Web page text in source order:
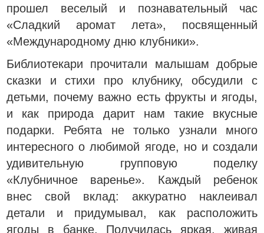
прошел веселый и познавательный час
«Сладкий аромат лета», посвященный
«Международному дню клубники».
Библиотекари прочитали малышам добрые
сказки и стихи про клубнику, обсудили с
детьми, почему важно есть фрукты и ягоды,
и как природа дарит нам такие вкусные
подарки. Ребята не только узнали много
интересного о любимой ягоде, но и создали
удивительную групповую поделку
«Клубничное варенье». Каждый ребенок
внес свой вклад: аккуратно наклеивал
детали и придумывал, как расположить
ягоды в банке. Получилась яркая, живая